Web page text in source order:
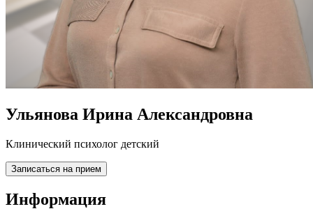
Ульянова Ирина Александровна
Клинический психолог детский
Записаться на прием
Информация